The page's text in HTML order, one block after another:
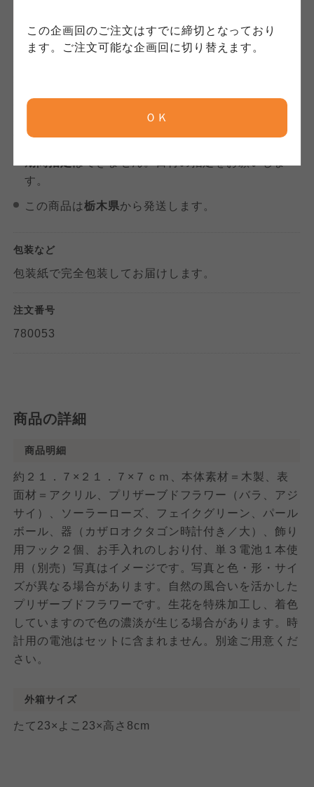
この企画回のご注文はすでに締切となっており
ます。ご注文可能な企画回に切り替えます。
ＯＫ
2月19日 3:00まで
商品のお届け
す。
この商品は栃木県から発送します。
包装など
包装紙で完全包装してお届けします。
注文番号
780053
商品の詳細
商品明細
約２１．７×２１．７×７ｃｍ、本体素材＝木製、表
面材＝アクリル、プリザーブドフラワー（バラ、アジ
サイ）、ソーラーローズ、フェイクグリーン、パール
ボール、器（カザロオクタゴン時計付き／大）、飾り
用フック２個、お手入れのしおり付、単３電池１本使
用（別売）写真はイメージです。写真と色・形・サイ
ズが異なる場合があります。自然の風合いを活かした
プリザーブドフラワーです。生花を特殊加工し、着色
していますので色の濃淡が生じる場合があります。時
計用の電池はセットに含まれません。別途ご用意くだ
さい。
外箱サイズ
たて23×よこ23×高さ8cm
コープしが
ならコープ
大阪いずみ市民生協
コープしが
ならコープ
大阪いずみ市民生協
コープしが
ならコープ
大阪いずみ市民生協